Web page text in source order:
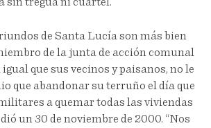
de Santa Lucía son más bien
de la junta de acción comunal
igual que sus vecinos y paisanos, no le
que abandonar su terruño el día que
a quemar todas las viviendas
un 30 de noviembre de 2000. “Nos